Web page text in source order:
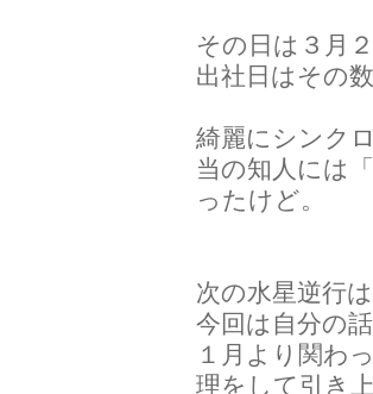
その日は３月
出社日はその
綺麗にシンク
当の知人には
ったけど。
次の水星逆行
今回は自分の話
１月より関わ
理をして引き